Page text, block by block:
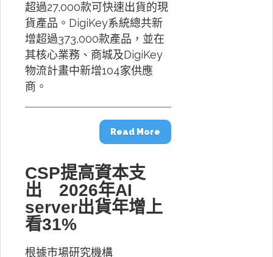
超過27,000款可快速出貨的現
貨產品。DigiKey系統總共新
增超過373,000款產品，並在
其核心業務、商城及DigiKey
物流計畫中新增104家供應
商。
Read More
CSP提高資本支
出 2026年AI
server出貨年增上
看31%
根據市場研究機構